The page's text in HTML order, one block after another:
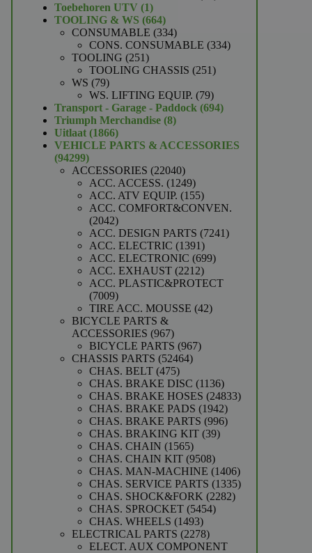
Toebehoren UTV 11
product
TOOLING & WS 664664
producten
CONSUMABLE 334334
producten
CONS. CONSUMABLE 334334
TOOLING 251251
producten
TOOLING CHASSIS 251251
WS 7979
producten
WS. LIFTING EQUIP. 7979
producten
Transport - Garage - Paddock 694694
Triumph Merchandise 88
Uitlaat 18661866
producten
VEHICLE PARTS & ACCESSORIES
9429994299
producten
ACCESSORIES 2204022040
producten
ACC. ACCESS. 12491249
producten
ACC. ATV EQUIP. 155155
producten
ACC. COMFORT&CONVEN.
20422042
producten
ACC. DESIGN PARTS 72417241
ACC. ELECTRIC 13911391
producten
ACC. ELECTRONIC 699699
ACC. EXHAUST 22122212
producten
ACC. PLASTIC&PROTECT
70097009
producten
TIRE ACC. MOUSSE 4242
BICYCLE PARTS &
ACCESSORIES 967967
producten
BICYCLE PARTS 967967
CHASSIS PARTS 5246452464
CHAS. BELT 475475
producten
CHAS. BRAKE DISC 11361136
producten
CHAS. BRAKE HOSES 2483324833
CHAS. BRAKE PADS 19421942
producten
CHAS. BRAKE PARTS 996996
CHAS. BRAKING KIT 3939
CHAS. CHAIN 15651565
producten
CHAS. CHAIN KIT 95089508
producten
CHAS. MAN-MACHINE 14061406
producten
CHAS. SERVICE PARTS 13351335
CHAS. SHOCK&FORK 22822282
CHAS. SPROCKET 54545454
CHAS. WHEELS 14931493
producten
ELECTRICAL PARTS 22782278
producten
ELECT. AUX COMPONENT